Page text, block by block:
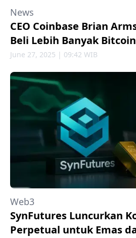
News
CEO Coinbase Brian
Beli Lebih Banyak
June 27, 2025 | 09:42 WIB
Web3
SynFutures Luncurkan
Perpetual untuk Emas